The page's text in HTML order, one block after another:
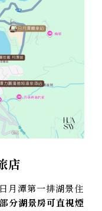
店
月潭第一排湖景住
部分湖景房可直視煙